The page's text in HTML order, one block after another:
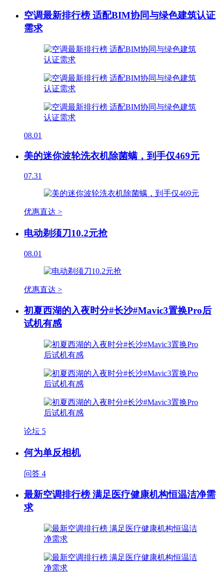
空调最新排行榜 适配BIM协同与绿色建筑认证
需求
08.01
美的迷你波轮洗衣机除菌螨，到手仅469元
07.31
优惠直达 >
电动剃须刀10.2元抢
08.01
优惠直达 >
初夏西湖的入夜时分#长沙#Mavic3置换Pro后
试机有感
论坛 5
何为单反相机
问答 4
最新空调排行榜 满足医疗健康机构恒温洁净需
求